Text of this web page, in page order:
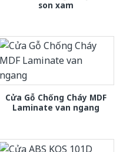
son xam
Cửa Gỗ Chống Cháy MDF
Laminate van ngang